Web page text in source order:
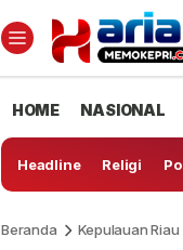
HOME NASIONAL
Headline Religi
Beranda Kepulauan Riau